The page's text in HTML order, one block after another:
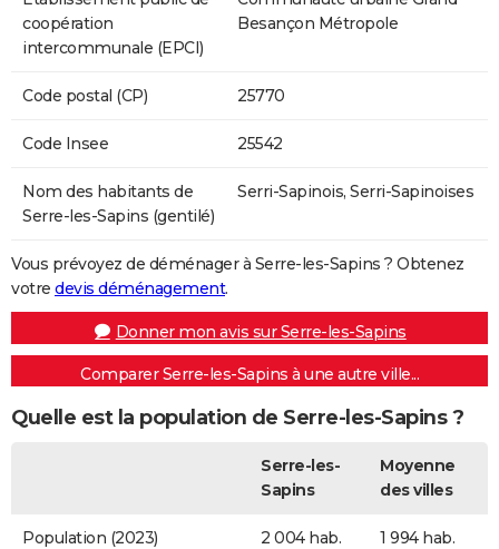
coopération
intercommunale (EPCI)
Besançon Métropole
Code postal (CP) 25770
Code Insee 25542
Nom des habitants de
Serre-les-Sapins (gentilé)
Serri-Sapinois, Serri-Sapinoises
Vous prévoyez de déménager à Serre-les-Sapins ? Obtenez
votre devis déménagement.
Donner mon avis sur Serre-les-Sapins
Comparer Serre-les-Sapins à une autre ville...
Quelle est la population de Serre-les-Sapins ?
Serre-les-
Sapins
Moyenne
des villes
Population (2023) 2 004 hab. 1 994 hab.